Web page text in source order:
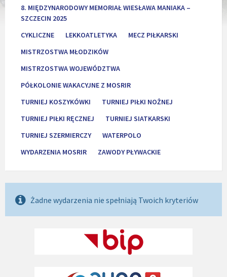
8. MIĘDZYNARODOWY MEMORIAŁ WIESŁAWA MANIAKA –
SZCZECIN 2025
CYKLICZNE
LEKKOATLETYKA
MECZ PIŁKARSKI
MISTRZOSTWA MŁODZIKÓW
MISTRZOSTWA WOJEWÓDZTWA
PÓŁKOLONIE WAKACYJNE Z MOSRIR
TURNIEJ KOSZYKÓWKI
TURNIEJ PIŁKI NOŻNEJ
TURNIEJ PIŁKI RĘCZNEJ
TURNIEJ SIATKARSKI
TURNIEJ SZERMIERCZY
WATERPOLO
WYDARZENIA MOSRIR
ZAWODY PŁYWACKIE
Żadne wydarzenia nie spełniają Twoich kryteriów